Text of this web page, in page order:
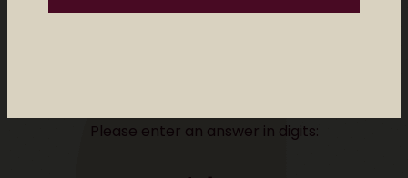
Please enter an answer in digits: